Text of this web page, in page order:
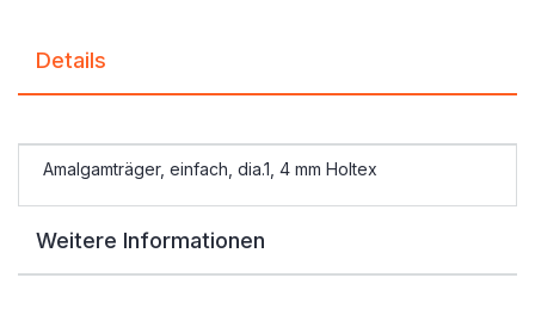
Details
Amalgamträger, einfach, dia.1, 4 mm Holtex
Weitere Informationen